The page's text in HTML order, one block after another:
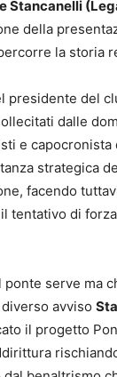
Stancanelli
della
la storia
presidente del
dalle
e
strategica
facendo
tentativo di
ponte serve ma
avviso
il progetto